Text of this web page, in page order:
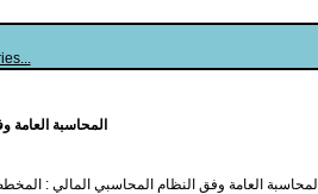
المحاسبة العامة
المحاسبة العامة وفق النظام المحاسبي المالي :